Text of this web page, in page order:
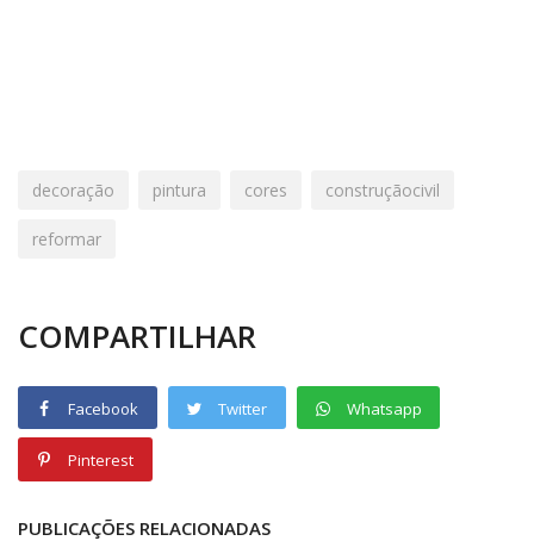
decoração pintura cores construçãocivil
reformar
COMPARTILHAR
Facebook Twitter Whatsapp
Pinterest
PUBLICAÇÕES RELACIONADAS